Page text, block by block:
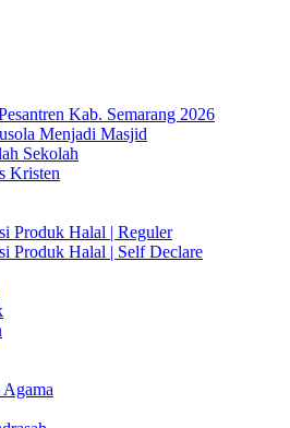
Kab. Semarang 2026
Menjadi Masjid
Sekolah
Kristen
Produk Halal | Reguler
Produk Halal | Self Declare